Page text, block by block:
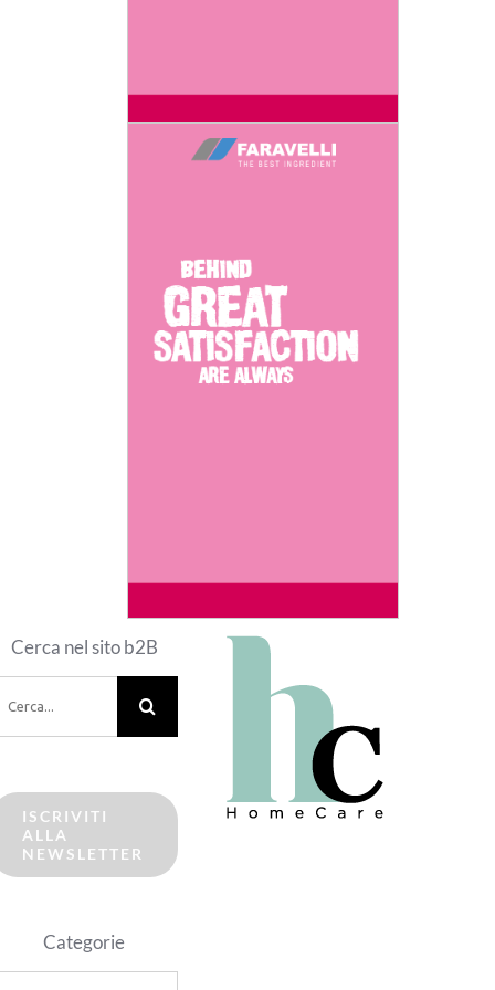
Cerca nel sito b2B
ISCRIVITI
ALLA
NEWSLETTER
Categorie